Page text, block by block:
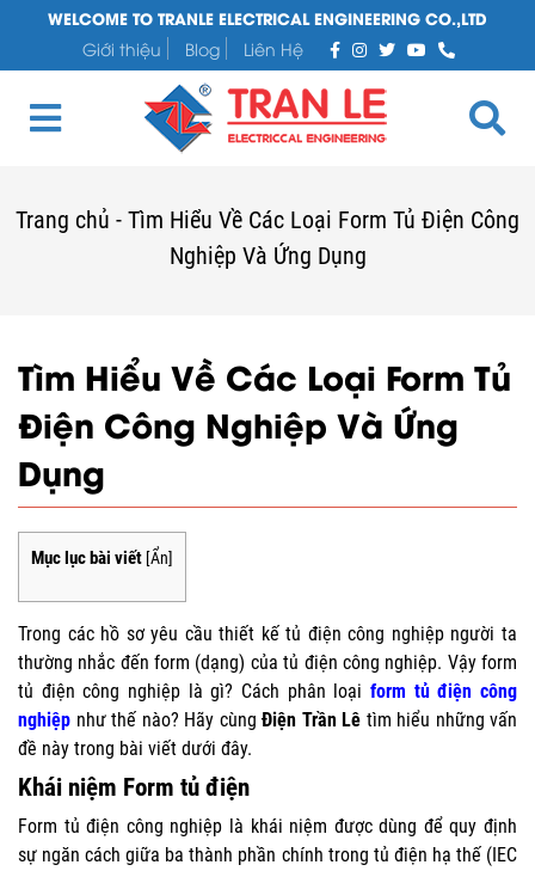
WELCOME TO TRANLE ELECTRICAL ENGINEERING CO.,LTD
Giới thiệu
Blog Liên Hệ
Trang chủ - Tìm Hiểu Về Các Loại Form Tủ Điện Công
Nghiệp Và Ứng Dụng
Tìm Hiểu Về Các Loại Form Tủ
Điện Công Nghiệp Và Ứng
Dụng
Mục lục bài viết [Ẩn]
Trong các hồ sơ yêu cầu thiết kế tủ điện công nghiệp người ta
thường nhắc đến form (dạng) của tủ điện công nghiệp. Vậy form
tủ điện công nghiệp là gì? Cách phân loại form tủ điện công
nghiệp như thế nào? Hãy cùng Điện Trần Lê tìm hiểu những vấn
đề này trong bài viết dưới đây.
Khái niệm Form tủ điện
Form tủ điện công nghiệp là khái niệm được dùng để quy định
sự ngăn cách giữa ba thành phần chính trong tủ điện hạ thế (IEC